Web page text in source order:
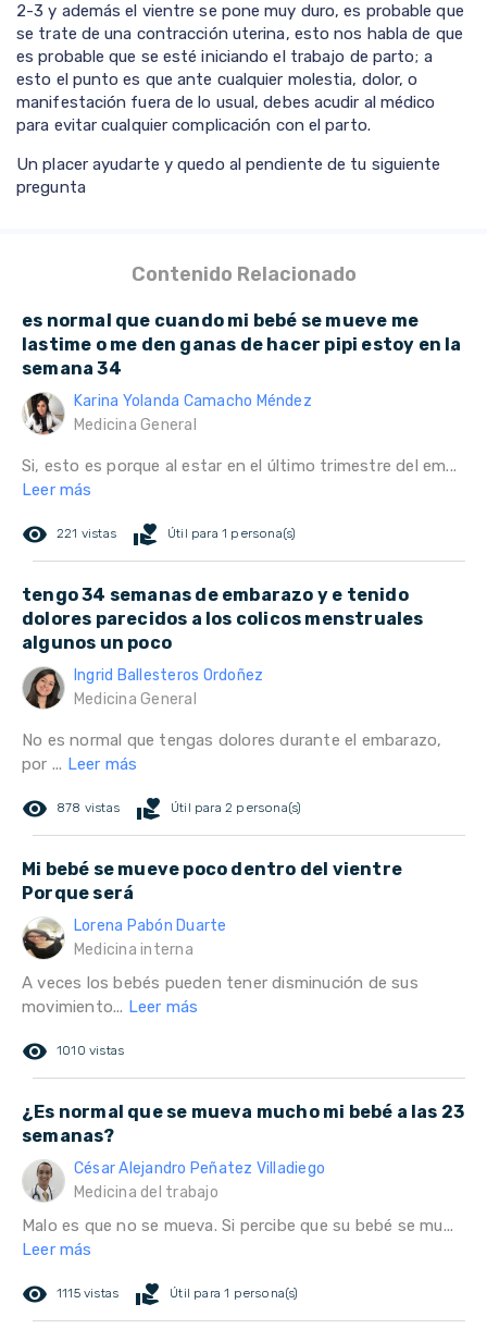
2-3 y además el vientre se pone muy duro, es probable que
se trate de una contracción uterina, esto nos habla de que
es probable que se esté iniciando el trabajo de parto; a
esto el punto es que ante cualquier molestia, dolor, o
manifestación fuera de lo usual, debes acudir al médico
para evitar cualquier complicación con el parto.
Un placer ayudarte y quedo al pendiente de tu siguiente
pregunta
Contenido Relacionado
es normal que cuando mi bebé se mueve me
lastime o me den ganas de hacer pipi estoy en la
semana 34
Karina Yolanda Camacho Méndez
Medicina General
Si, esto es porque al estar en el último trimestre del em...
Leer más
remove_red_eye 221 vistas volunteer_activism Útil para 1 persona(s)
tengo 34 semanas de embarazo y e tenido
dolores parecidos a los colicos menstruales
algunos un poco
Ingrid Ballesteros Ordoñez
Medicina General
No es normal que tengas dolores durante el embarazo,
por ... Leer más
remove_red_eye 878 vistas volunteer_activism Útil para 2 persona(s)
Mi bebé se mueve poco dentro del vientre
Porque será
Lorena Pabón Duarte
Medicina interna
A veces los bebés pueden tener disminución de sus
movimiento... Leer más
remove_red_eye 1010 vistas
¿Es normal que se mueva mucho mi bebé a las 23
semanas?
César Alejandro Peñatez Villadiego
Medicina del trabajo
Malo es que no se mueva. Si percibe que su bebé se mu...
Leer más
remove_red_eye 1115 vistas volunteer_activism Útil para 1 persona(s)